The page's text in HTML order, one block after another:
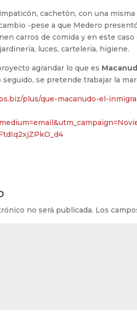
cachetón, con una
-pese a que Medero
carros de comida y en este
luces, cartelería, higiene.
agrandar lo que es
se pretende trabajar la
plus/que-macanudo-el-
no será publicada. Los